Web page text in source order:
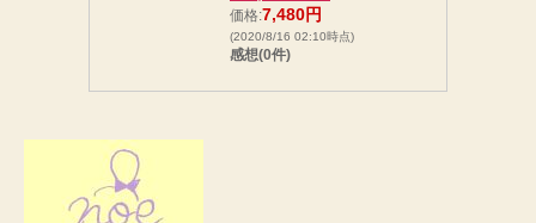
価格:7,480円
(2020/8/16 02:10時点)
感想(0件)